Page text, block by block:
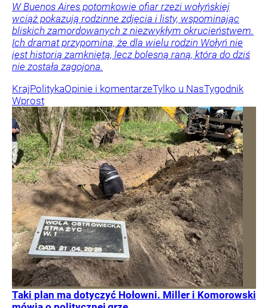
W Buenos Aires potomkowie ofiar rzezi wołyńskiej
wciąż pokazują rodzinne zdjęcia i listy, wspominając
bliskich zamordowanych z niezwykłym okrucieństwem.
Ich dramat przypomina, że dla wielu rodzin Wołyń nie
jest historią zamkniętą, lecz bolesną raną, która do dziś
nie została zagojona.
KrajPolitykaOpinie i komentarzeTylko u NasTygodnik
Wprost
Taki plan ma dotyczyć Hołowni. Miller i Komorowski